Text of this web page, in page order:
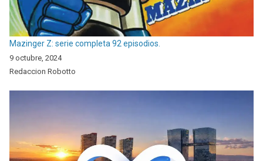
Mazinger Z: serie completa 92 episodios.
9 octubre, 2024
Redaccion Robotto